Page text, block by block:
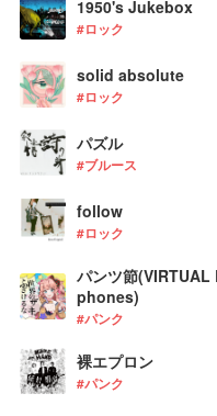
1950's Jukebox
#ロック
solid absolute
#ロック
パズル
#ブルース
follow
#ロック
パンツ節
phones)
#パンク
裸エプロン
#パンク